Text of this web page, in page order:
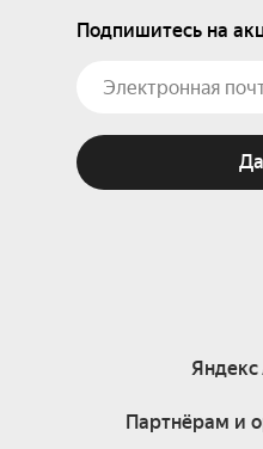
Подпишитесь на
Партнёрам и